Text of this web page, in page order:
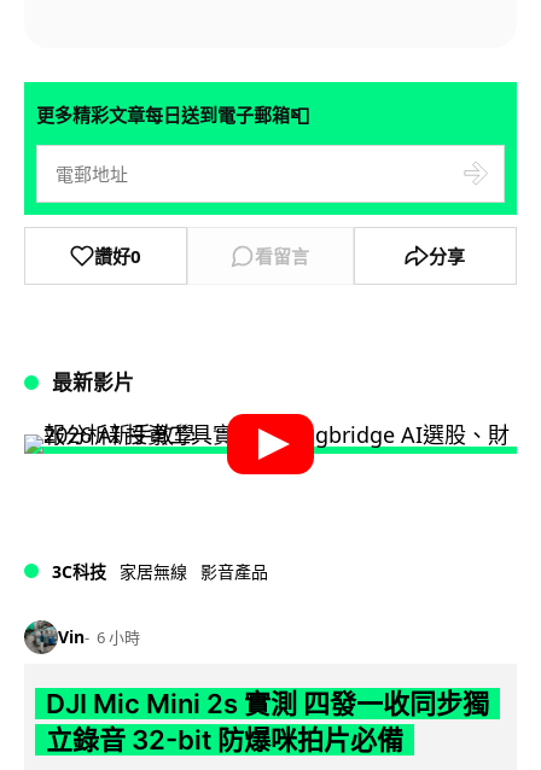
更多精彩文章每日送到電子郵箱📮
讚好0 看留言 分享
最新影片
3C科技 家居無線 影音產品
Vin 6 小時
DJI Mic Mini 2s 實測 四發一收同步獨
立錄音 32-bit 防爆咪拍片必備